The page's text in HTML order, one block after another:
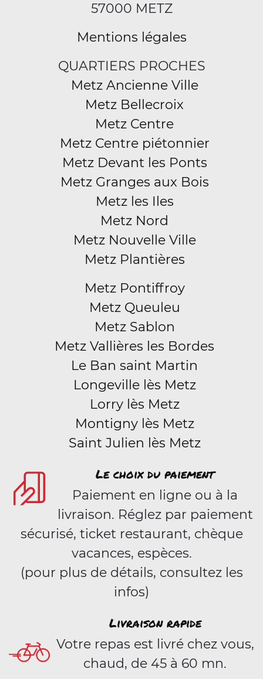
57000 METZ
Mentions légales
QUARTIERS PROCHES
Metz Ancienne Ville
Metz Bellecroix
Metz Centre
Metz Centre piétonnier
Metz Devant les Ponts
Metz Granges aux Bois
Metz les Iles
Metz Nord
Metz Nouvelle Ville
Metz Plantières
Metz Pontiffroy
Metz Queuleu
Metz Sablon
Metz Vallières les Bordes
Le Ban saint Martin
Longeville lès Metz
Lorry lès Metz
Montigny lès Metz
Saint Julien lès Metz
Le choix du paiement
Paiement en ligne ou à la
livraison. Réglez par paiement
sécurisé, ticket restaurant, chèque
vacances, espèces.
(pour plus de détails, consultez les
infos)
Livraison rapide
Votre repas est livré chez vous,
chaud, de 45 à 60 mn.